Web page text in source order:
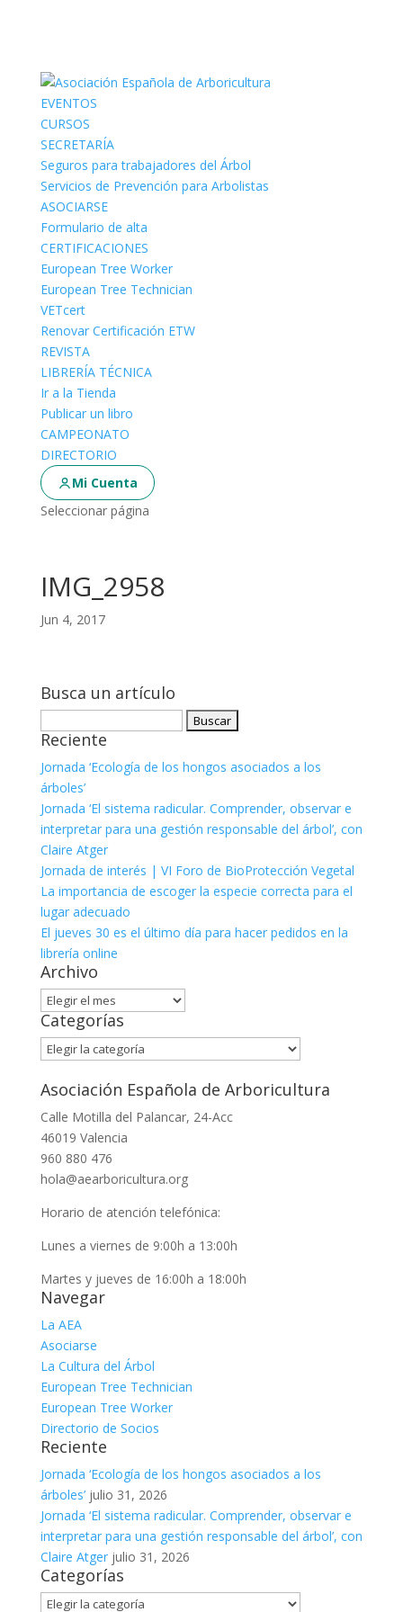
EVENTOS
CURSOS
SECRETARÍA
Seguros para trabajadores del Árbol
Servicios de Prevención para Arbolistas
ASOCIARSE
Formulario de alta
CERTIFICACIONES
European Tree Worker
European Tree Technician
VETcert
Renovar Certificación ETW
REVISTA
LIBRERÍA TÉCNICA
Ir a la Tienda
Publicar un libro
CAMPEONATO
DIRECTORIO
Mi Cuenta
Seleccionar página
IMG_2958
Jun 4, 2017
Busca un artículo
Reciente
Jornada ‘Ecología de los hongos asociados a los
árboles’
Jornada ‘El sistema radicular. Comprender, observar e
interpretar para una gestión responsable del árbol’, con
Claire Atger
Jornada de interés | VI Foro de BioProtección Vegetal
La importancia de escoger la especie correcta para el
lugar adecuado
El jueves 30 es el último día para hacer pedidos en la
librería online
Archivo
Archivo
Categorías
Categorías
Asociación Española de Arboricultura
Calle Motilla del Palancar, 24-Acc
46019 Valencia
960 880 476
hola@aearboricultura.org
Horario de atención telefónica:
Lunes a viernes de 9:00h a 13:00h
Martes y jueves de 16:00h a 18:00h
Navegar
La AEA
Asociarse
La Cultura del Árbol
European Tree Technician
European Tree Worker
Directorio de Socios
Reciente
Jornada ‘Ecología de los hongos asociados a los
árboles’ julio 31, 2026
Jornada ‘El sistema radicular. Comprender, observar e
interpretar para una gestión responsable del árbol’, con
Claire Atger julio 31, 2026
Categorías
Categorías